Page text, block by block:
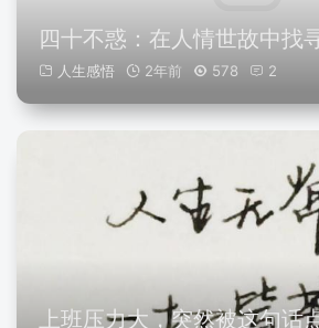
四十不惑：在人情世故中找
人生感悟 2年前 578 2
上班压力大，突然被这句话